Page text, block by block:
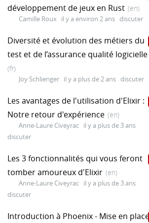
développement de jeux en Rust (en)
Camille Roux il y a environ 2 ans discuter
Diversité et évolution des métiers du
test et de l’assurance qualité logicielle
(fr)
Joy Schlienger il y a plus de 2 ans discuter
Les avantages de l'utilisation d'Elixir :
Notre retour d'expérience (en)
Anne-Laure Civeyrac il y a plus de 3 ans
discuter
Les 3 fonctionnalités qui vous feront
tomber amoureux d'Elixir (en)
Anne-Laure Civeyrac il y a plus de 3 ans
discuter
Introduction à Phoenix - Mise en place